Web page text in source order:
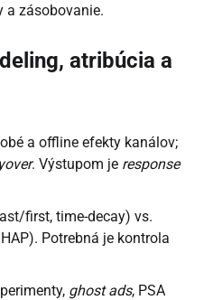
a zásobovanie.
atribúcia a
a offline efekty kanálov;
. Výstupom je response
first, time-decay) vs.
Potrebná je kontrola
ghost ads, PSA